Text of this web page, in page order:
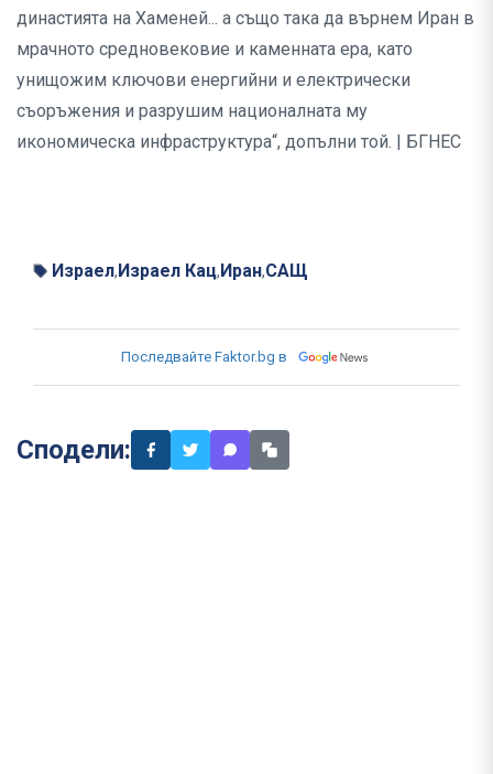
династията на Хаменей... а също така да върнем Иран в
мрачното средновековие и каменната ера, като
унищожим ключови енергийни и електрически
съоръжения и разрушим националната му
икономическа инфраструктура“, допълни той. | БГНЕС
Израел, Израел Кац, Иран,САЩ
Последвайте Faktor.bg в
Сподели: